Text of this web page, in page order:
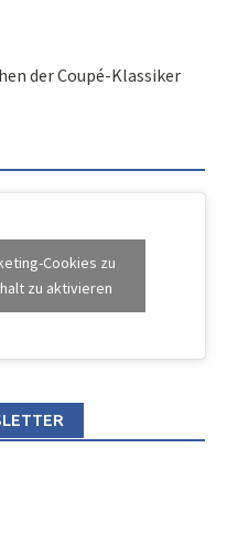
der Coupé-Klassiker
Cookies zu
zu aktivieren